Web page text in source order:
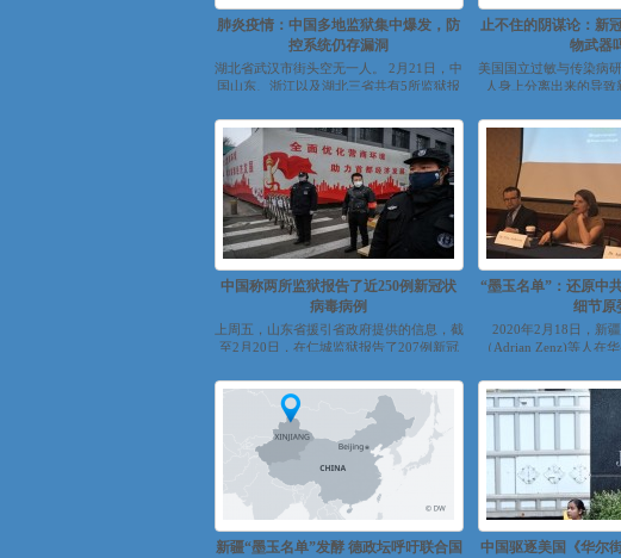
肺炎疫情：中国多地监狱集中爆发，防
控系统仍存漏洞
湖北省武汉市街头空无一人。 2月21日，中
国山东、浙江以及湖北三省共有5所监狱报
止不住的阴谋论：新
物武器
美国国立过敏与传染病
人身上分离出来的导致
中国称两所监狱报告了近250例新冠状
病毒病例
上周五，山东省援引省政府提供的信息，截
至2月20日，在仁城监狱报告了207例新冠
“墨玉名单”：还原中
细节原
2020年2月18日，新
（Adrian Zenz)等人在
新疆“墨玉名单”发酵 德政坛呼吁联合国
中国驱逐美国《华尔